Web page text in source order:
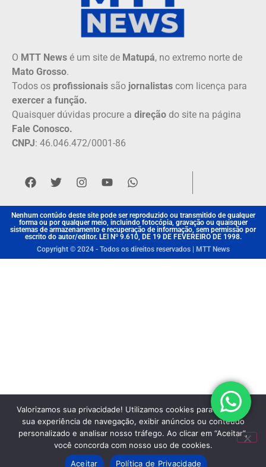
O MTT News é um site de Matupá, no extremo norte de
Mato Grosso.
Todos os profissionais são jornalistas com licença para
exercer a função.
Quaisquer dúvidas procure a direção do site na página
Fale Conosco.
CNPJ: 46.046.472/0001-86
Nenhum contúdo deste site pode ser reproduzido ou transmitido de qualquer
forma ou por qualquer meio, incluindo fotocópia, gravação ou quaisquer
sistemas de armazenamento e recuperação de informação, sem permissão por
escrito do autor/editor. LEI Nº 9.610, DE 19 DE FEVEREIRO DE 1998.
Copyright © 2024 - Todos os direitos reservados | MTT News
Valorizamos sua privacidade! Utilizamos cookies para aprimorar
sua experiência de navegação, exibir anúncios ou conteúdo
personalizado e analisar nosso tráfego. Ao clicar em “Aceitar”,
você concorda com nosso uso de cookies.
Aceitar
Política de Privacidade